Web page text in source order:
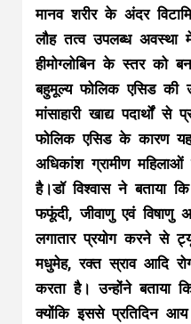
मानव शरीर के अंदर
लौह तत्व उपलब्ध
हीमोग्लोबिन के स्तर को
बहुमूल्य फोलिक एसिड की
मांसाहारी खाद्य पदार्थों से
फोलिक एसिड के कारण
अधिकांश ग्रामीण महिलाओं
है।डॉ विश्वास ने बताया
फफूंदी, जीवाणु एवं विषाणु
लगातार प्रयोग करने से
मधुमेह, रक्त स्राव आदि
करता है। उन्होंने बताया
क्योंकि इससे प्रतिदिन आय